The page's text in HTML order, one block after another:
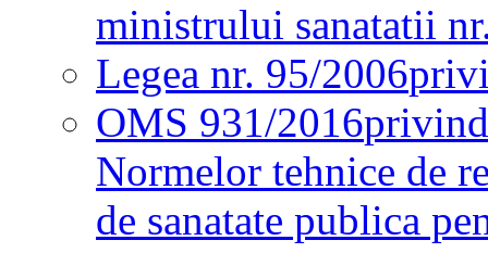
ministrului sanatatii
Legea nr. 95/2006
OMS 931/2016
Normelor tehnice de
de sanatate publica